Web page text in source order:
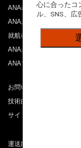
ANAについて
ANAからのお知らせ
就航都市
ANAがお約束する体験
ANAマイレージクラブ
お問い合わせ
技術的なお問い合わせ（
サイトマップ
運送約款
心に合ったコ
ル、SNS、広